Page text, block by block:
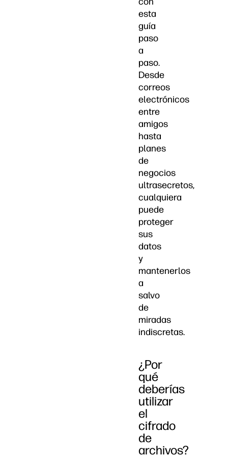
esta
guía
paso
a
paso.
Desde
correos
electrónicos
entre
amigos
hasta
planes
de
negocios
ultrasecretos,
cualquiera
puede
proteger
sus
datos
y
mantenerlos
a
salvo
de
miradas
indiscretas.
¿Por
qué
deberías
utilizar
el
cifrado
de
archivos?